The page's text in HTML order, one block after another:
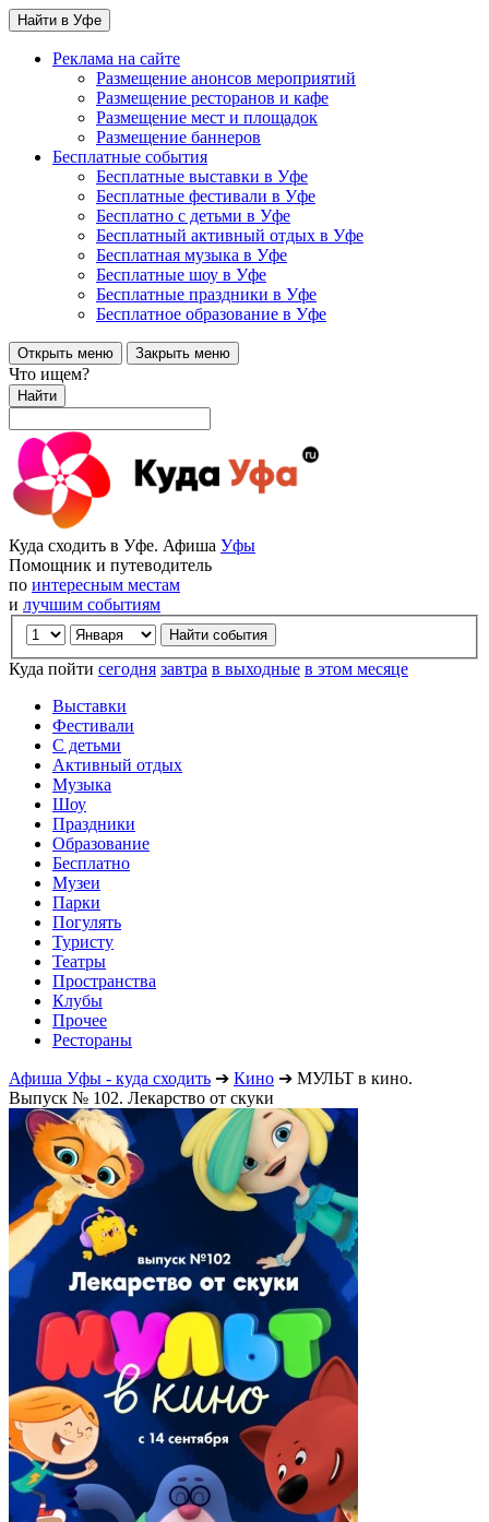
Найти в Уфе
Реклама на сайте
Размещение анонсов мероприятий
Размещение ресторанов и кафе
Размещение мест и площадок
Размещение баннеров
Бесплатные события
Бесплатные выставки в Уфе
Бесплатные фестивали в Уфе
Бесплатно с детьми в Уфе
Бесплатный активный отдых в Уфе
Бесплатная музыка в Уфе
Бесплатные шоу в Уфе
Бесплатные праздники в Уфе
Бесплатное образование в Уфе
Открыть меню Закрыть меню
Что ищем?
Найти
Куда сходить в Уфе. Афиша Уфы
Помощник и путеводитель
по интересным местам
и лучшим событиям
Куда пойти сегодня завтра в выходные в этом месяце
Выставки
Фестивали
С детьми
Активный отдых
Музыка
Шоу
Праздники
Образование
Бесплатно
Музеи
Парки
Погулять
Туристу
Театры
Пространства
Клубы
Прочее
Рестораны
Афиша Уфы - куда сходить ➔ Кино ➔ МУЛЬТ в кино.
Выпуск № 102. Лекарство от скуки